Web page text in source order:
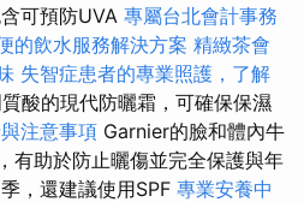
可預防UVA 專屬台北會計事務
的飲水服務解決方案 精緻茶會
失智症患者的專業照護，了解
酸的現代防曬霜，可確保保濕
注意事項 Garnier的臉和體內牛
有助於防止曬傷並完全保護與年
，還建議使用SPF 專業安養中